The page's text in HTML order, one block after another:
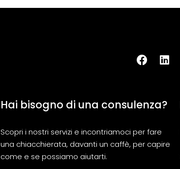
Hai bisogno di una consulenza?
Scopri i nostri servizi e incontriamoci per fare
una chiacchierata, davanti un caffè, per capire
come e se possiamo aiutarti.